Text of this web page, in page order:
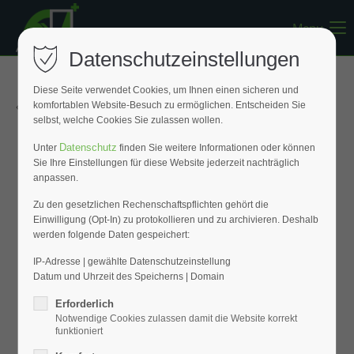
Register
Support
Lorem ipsum dolor sit amet:
24h/ 365days
Mon - Fri 8:00am - 5:00pm(GMT +1)
Get in touch
Cybersteel Inc.
Menu
« Zurück zur Übersicht
Datenschutzeinstellungen
Diese Seite verwendet Cookies, um Ihnen einen sicheren und
komfortablen Website-Besuch zu ermöglichen. Entscheiden Sie
selbst, welche Cookies Sie zulassen wollen.
Unter Datenschutz finden Sie weitere Informationen oder können
Sie Ihre Einstellungen für diese Website jederzeit nachträglich
anpassen.
Zu den gesetzlichen Rechenschaftspflichten gehört die
Einwilligung (Opt-In) zu protokollieren und zu archivieren. Deshalb
werden folgende Daten gespeichert:
IP-Adresse | gewählte Datenschutzeinstellung
Datum und Uhrzeit des Speicherns | Domain
Erforderlich
Notwendige Cookies zulassen damit die Website korrekt
funktioniert